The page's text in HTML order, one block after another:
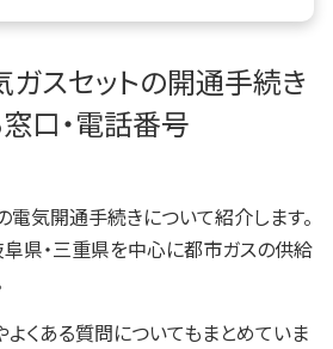
ガスセットの開通手続き
口・電話番号
電気開通手続きについて紹介します。
阜県・三重県を中心に都市ガスの供給
よくある質問についてもまとめていま